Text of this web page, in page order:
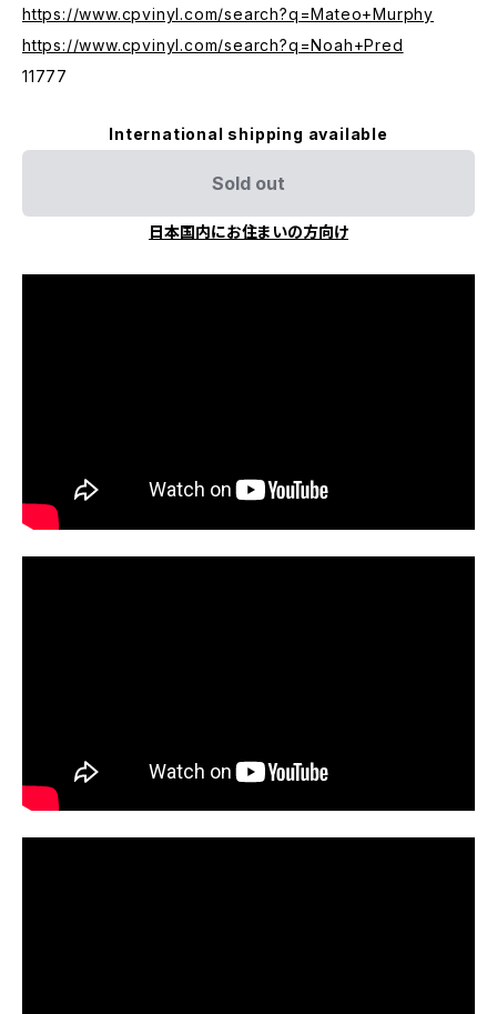
https://www.cpvinyl.com/search?q=Mateo+Murphy
https://www.cpvinyl.com/search?q=Noah+Pred
11777
International shipping available
Sold out
日本国内にお住まいの方向け